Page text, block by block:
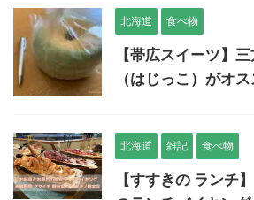
北海道 食べ物
【帯広スイーツ】
（はじっこ）がオス
北海道 雑記 食べ物
【すすきの ランチ